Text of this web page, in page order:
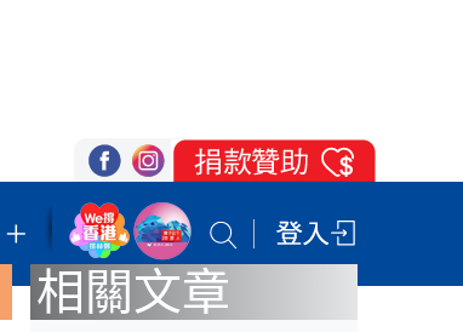
我們的立場 登記支持 聯絡我們
相關文章